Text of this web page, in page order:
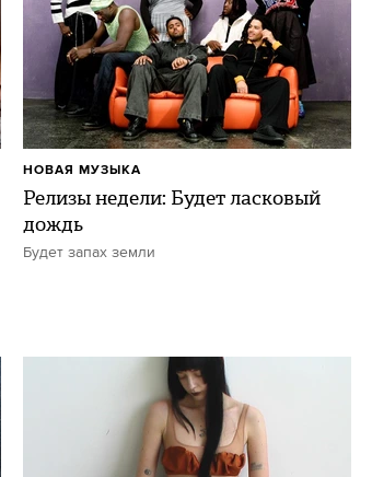
Релизы недели: Будет ласковый
дождь
Будет запах земли
НОВАЯ МУЗЫКА